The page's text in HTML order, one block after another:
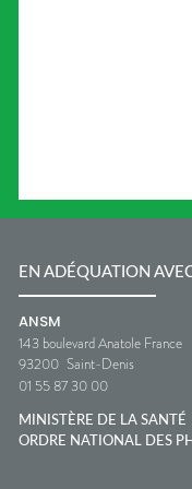
EN ADÉQUATION
ANSM
143 boulevard Anatole France
93200 Saint-Denis
01 55 87 30 00
MINISTÈRE DE LA SANTÉ
ORDRE NATIONAL DES